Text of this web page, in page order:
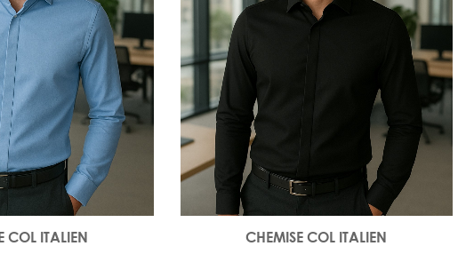
COL ITALIEN CHEMISE COL ITALIEN